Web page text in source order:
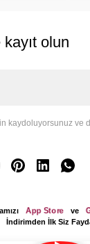
desenli kadın
olun
kaydoluyorsunuz
App Store ve
İndirimden İlk Siz